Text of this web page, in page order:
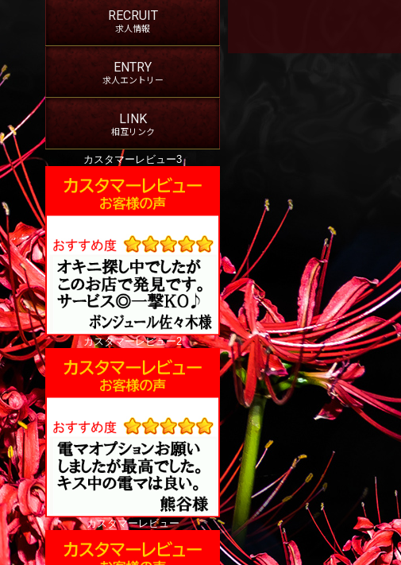
RECRUIT
求人情報
ENTRY
求人エントリー
LINK
相互リンク
カスタマーレビュー3
カスタマーレビュー2
カスタマーレビュー